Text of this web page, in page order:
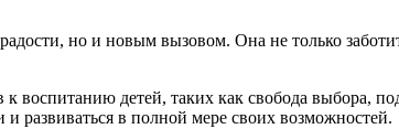
но и новым вызовом. Она не только
воспитанию детей, таких как свобода выбора,
и развиваться в полной мере своих возможностей.